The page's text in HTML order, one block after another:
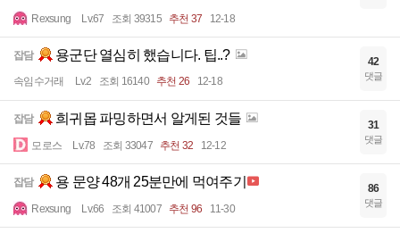
Rexsung Lv.67 조회 39315 추천 37 12-18
잡담 용군단 열심히 했습니다. 팁..?
속임수거래 Lv.2 조회 16140 추천 26 12-18
42
댓글
잡담 희귀몹 파밍하면서 알게된 것들
모로스 Lv.78 조회 33047 추천 32 12-12
31
댓글
잡담 용 문양 48개 25분만에 먹여주기
Rexsung Lv.66 조회 41007 추천 96 11-30
86
댓글